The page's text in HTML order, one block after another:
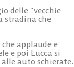
delle “vecchie
stradina che
applaude e
e poi Lucca si
auto schierate.